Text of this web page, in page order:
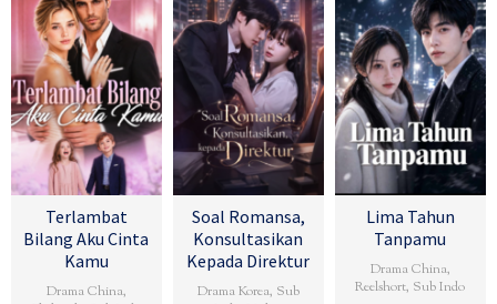
Terlambat
Bilang Aku Cinta
Kamu
Drama China,
Soal Romansa,
Konsultasikan
Kepada Direktur
Drama Korea, Sub
Lima Tahun
Tanpamu
Drama China,
Reelshort, Sub Indo